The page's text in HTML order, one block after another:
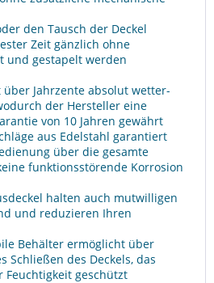
den Tausch der Deckel
Zeit gänzlich ohne
und gestapelt werden
über Jahrzente absolut wetter-
der Hersteller eine
von 10 Jahren gewährt
aus Edelstahl garantiert
über die gesamte
funktionsstörende Korrosion
halten auch mutwilligen
und reduzieren Ihren
Behälter ermöglicht über
Schließen des Deckels, das
Feuchtigkeit geschützt